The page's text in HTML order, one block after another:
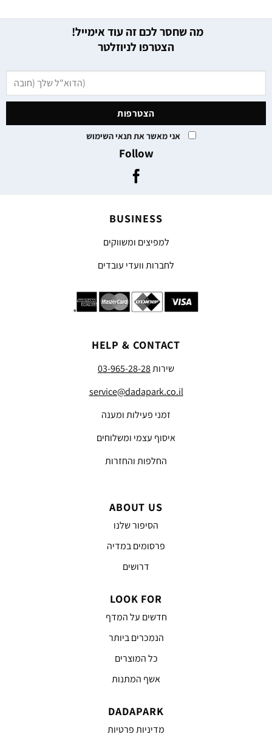
מה שחסר לכם זה עוד אימייל!
הצטרפו לניוזלטר
אני מאשר את תנאי השימוש
Follow
BUSINESS
למפיצים ומשווקים
לחברות וועדי עובדים
HELP & CONTACT
שירות03-965-28-28
service@dadapark.co.il
זמני פעילות ומענה
איסוף עצמי ומשלוחים
החלפות והחזרות
ABOUT US
הסיפור שלנו
פרסומים במדיה
דרושים
LOOK FOR
חדשים על המדף
הנמכרים ביותר
כל המוצרים
אשף המתנות
DADAPARK
מדיניות פרטיות